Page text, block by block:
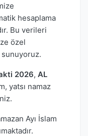
hesaplama
Bu verileri
özel
2026, AL
yatsı namaz
Ayı İslam